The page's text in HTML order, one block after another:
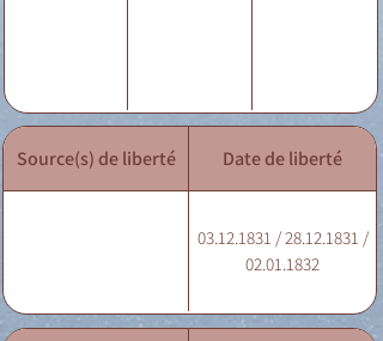
Source(s) de liberté Date de liberté
03.12.1831 / 28.12.1831 /
02.01.1832